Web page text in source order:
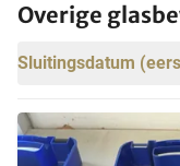
Overige
Sluitingsdatum